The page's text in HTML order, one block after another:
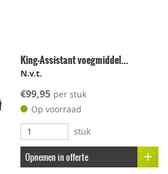
King-Assistant voegmiddel...
N.v.t.
€99,95 per stuk
Op voorraad
stuk
Opnemen in offerte